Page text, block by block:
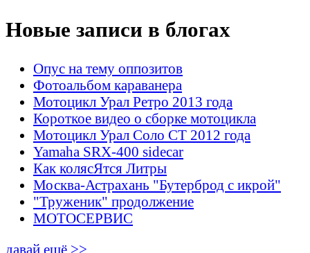
Новые записи в блогах
Опус на тему оппозитов
Фотоальбом караванера
Мотоцикл Урал Ретро 2013 года
Короткое видео о сборке мотоцикла
Мотоцикл Урал Соло СТ 2012 года
Yamaha SRX-400 sidecar
Как колясЯтся Литры
Москва-Астрахань "Бутерброд с икрой"
"Труженик" продолжение
МОТОСЕРВИС
давай ещё >>